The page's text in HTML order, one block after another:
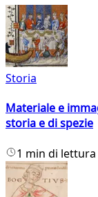
Storia
Materiale e
storia e di spezie
1 min di lettura